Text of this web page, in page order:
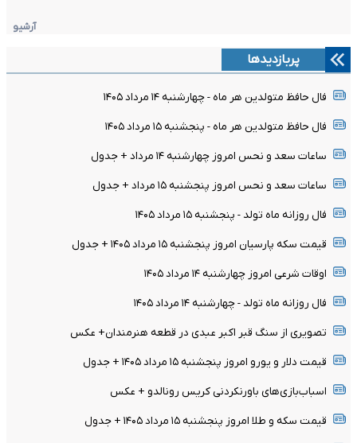
آرشیو
پربازدیدها
فال حافظ متولدین هر ماه - چهارشنبه ۱۴ مرداد ۱۴۰۵
فال حافظ متولدین هر ماه - پنجشنبه ۱۵ مرداد ۱۴۰۵
ساعات سعد و نحس امروز چهارشنبه ۱۴ مرداد + جدول
ساعات سعد و نحس امروز پنجشنبه ۱۵ مرداد + جدول
فال روزانه ماه تولد - پنجشنبه ۱۵ مرداد ۱۴۰۵
قیمت سکه پارسیان امروز پنجشنبه ۱۵ مرداد ۱۴۰۵ + جدول
اوقات شرعی امروز چهارشنبه ۱۴ مرداد ۱۴۰۵
فال روزانه ماه تولد - چهارشنبه ۱۴ مرداد ۱۴۰۵
تصویری از سنگ قبر اکبر عبدی در قطعه هنرمندان+ عکس
قیمت دلار و یورو امروز پنجشنبه ۱۵ مرداد ۱۴۰۵ + جدول
اسباب‌بازی‌های باورنکردنی کریس رونالدو + عکس
قیمت سکه و طلا امروز پنجشنبه ۱۵ مرداد ۱۴۰۵ + جدول